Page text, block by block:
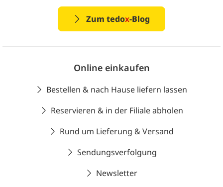
Zum tedox-Blog
Online einkaufen
Bestellen & nach Hause liefern lassen
Reservieren & in der Filiale abholen
Rund um Lieferung & Versand
Sendungsverfolgung
Newsletter